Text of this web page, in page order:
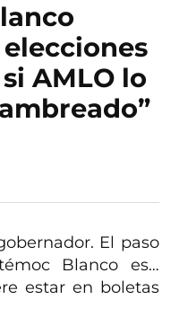
AMLO lo
El paso
Blanco es…
estar en boletas